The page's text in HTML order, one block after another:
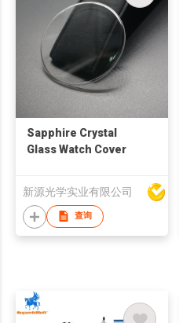
Sapphire Crystal
Glass Watch Cover
新源光学实业有限公司
查询